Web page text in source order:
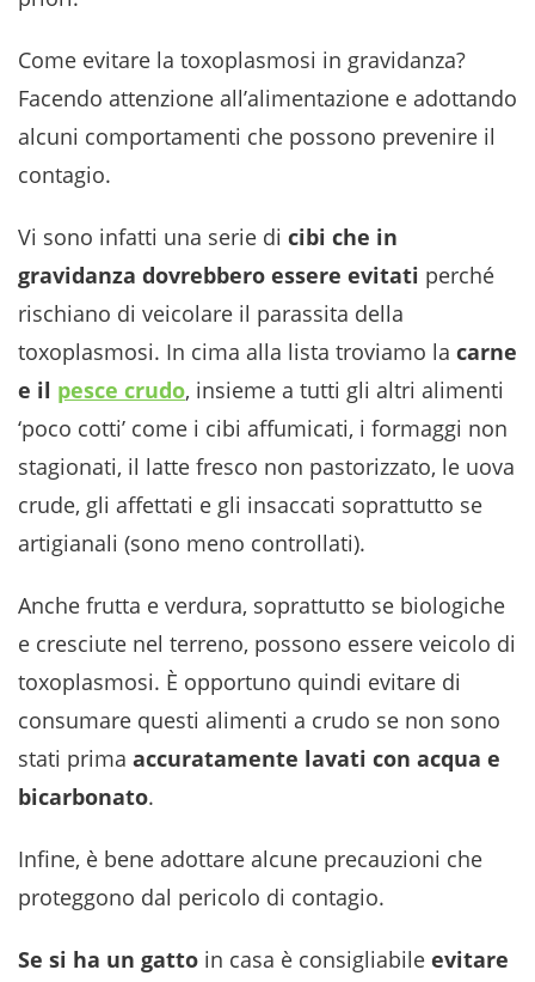
Come evitare la toxoplasmosi in gravidanza?
Facendo attenzione all’alimentazione e adottando
alcuni comportamenti che possono prevenire il
contagio.
Vi sono infatti una serie di cibi che in
gravidanza dovrebbero essere evitati perché
rischiano di veicolare il parassita della
toxoplasmosi. In cima alla lista troviamo la carne
e il pesce crudo, insieme a tutti gli altri alimenti
‘poco cotti’ come i cibi affumicati, i formaggi non
stagionati, il latte fresco non pastorizzato, le uova
crude, gli affettati e gli insaccati soprattutto se
artigianali (sono meno controllati).
Anche frutta e verdura, soprattutto se biologiche
e cresciute nel terreno, possono essere veicolo di
toxoplasmosi. È opportuno quindi evitare di
consumare questi alimenti a crudo se non sono
stati prima accuratamente lavati con acqua e
bicarbonato.
Infine, è bene adottare alcune precauzioni che
proteggono dal pericolo di contagio.
Se si ha un gatto in casa è consigliabile evitare